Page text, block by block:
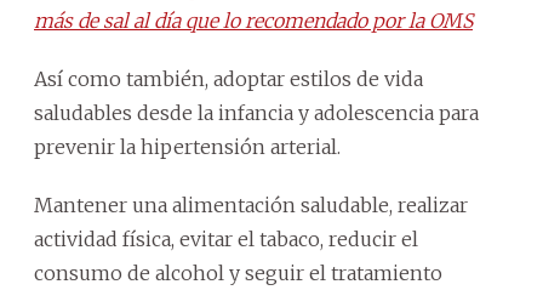
más de sal al día que lo recomendado por la OMS
Así como también, adoptar estilos de vida
saludables desde la infancia y adolescencia para
prevenir la hipertensión arterial.
Mantener una alimentación saludable, realizar
actividad física, evitar el tabaco, reducir el
consumo de alcohol y seguir el tratamiento